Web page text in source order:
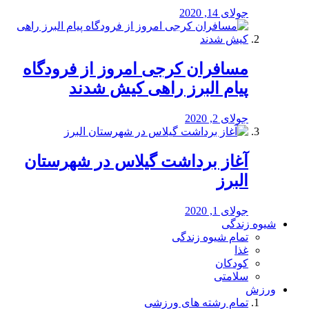
جولای 14, 2020
مسافران کرجی امروز از فرودگاه
پیام البرز راهی کیش شدند
جولای 2, 2020
آغاز برداشت گیلاس در شهرستان
البرز
جولای 1, 2020
شیوه زندگی
تمام شیوه زندگی
غذا
کودکان
سلامتی
ورزش
تمام رشته های ورزشی